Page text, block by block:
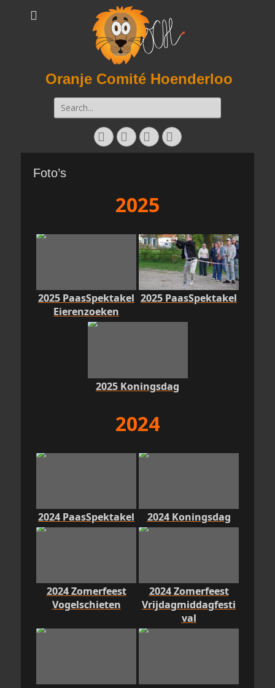
Oranje Comité Hoenderloo
Zoeken
naar:
Facebook
Twitter
E-
mail
Instagram
Foto’s
2025
2025 PaasSpektakel
Eierenzoeken
2025 PaasSpektakel
2025 Koningsdag
2024
2024 PaasSpektakel 2024 Koningsdag
2024 Zomerfeest
Vogelschieten
2024 Zomerfeest
Vrijdagmiddagfesti
val